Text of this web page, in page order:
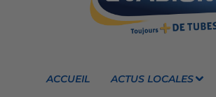
ACCUEIL ACTUS LOCALES